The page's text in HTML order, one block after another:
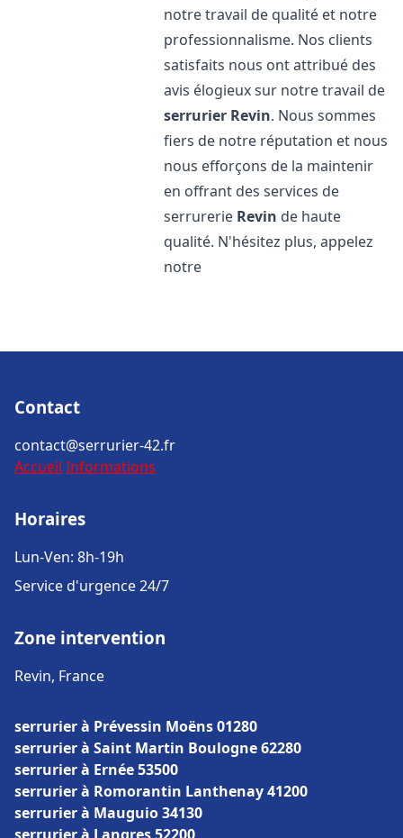
notre travail de qualité et notre
professionnalisme. Nos clients
satisfaits nous ont attribué des
avis élogieux sur notre travail de
serrurier Revin. Nous sommes
fiers de notre réputation et nous
nous efforçons de la maintenir
en offrant des services de
serrurerie Revin de haute
qualité. N'hésitez plus, appelez
notre
Contact
contact@serrurier-42.fr
Accueil Informations
Horaires
Lun-Ven: 8h-19h
Service d'urgence 24/7
Zone intervention
Revin, France
serrurier à Prévessin Moëns 01280
serrurier à Saint Martin Boulogne 62280
serrurier à Ernée 53500
serrurier à Romorantin Lanthenay 41200
serrurier à Mauguio 34130